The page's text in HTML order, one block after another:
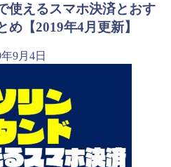
使えるスマホ決済とおす
【2019年4月更新】
9月4日